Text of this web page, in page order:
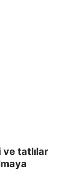
tatlılar